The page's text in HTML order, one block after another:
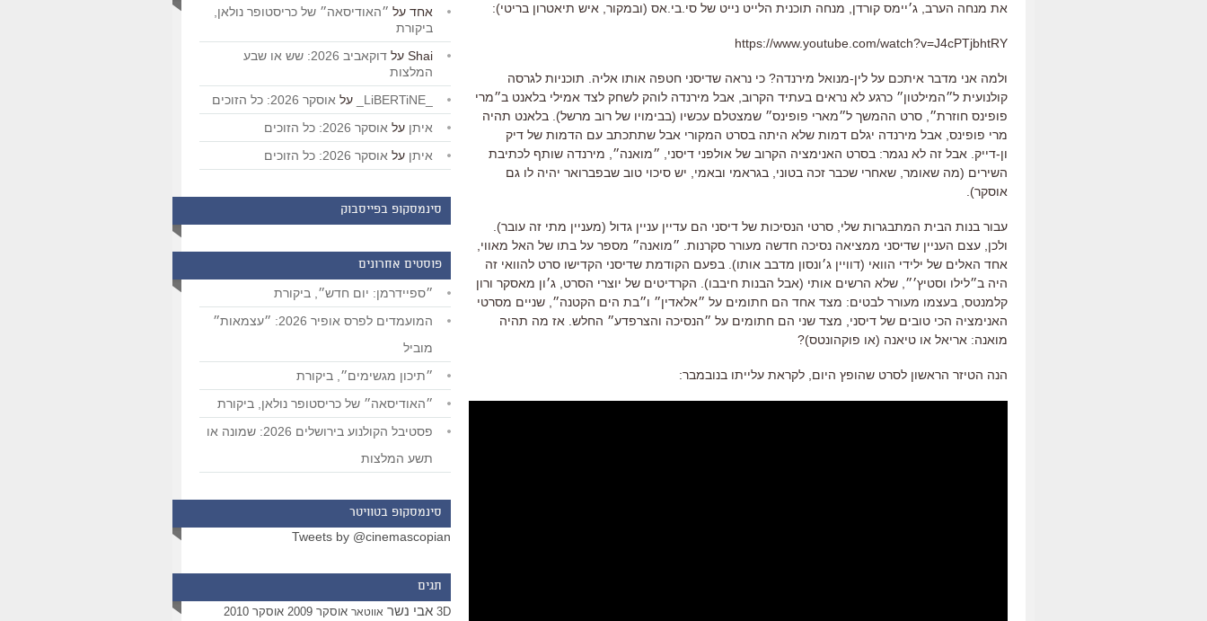
את מנחה הערב, ג׳יימס קורדן, מנחה תוכנית הלייט נייט של סי.בי.אס (ובמקור, איש תיאטרון בריטי):
https://www.youtube.com/watch?v=J4cPTjbhtRY
ולמה אני מדבר איתכם על לין-מנואל מירנדה? כי נראה שדיסני חטפה אותו אליה. תוכניות לגרסה
קולנועית ל״המילטון״ כרגע לא נראים בעתיד הקרוב, אבל מירנדה לוהק לשחק לצד אמילי בלאנט ב״מרי
פופינס חוזרת״, סרט ההמשך ל״מארי פופינס״ שמצטלם עכשיו (בבימויו של רוב מרשל). בלאנט תהיה
מרי פופינס, אבל מירנדה יגלם דמות שלא היתה בסרט המקורי אבל שתתכתב עם הדמות של דיק
ון-דייק. אבל זה לא נגמר: בסרט האנימציה הקרוב של אולפני דיסני, ״מואנה״, מירנדה שותף לכתיבת
השירים (מה שאומר, שאחרי שכבר זכה בטוני, בגראמי ובאמי, יש סיכוי טוב שבפברואר יהיה לו גם
אוסקר).
עבור בנות הבית המתבגרות שלי, סרטי הנסיכות של דיסני הם עדיין עניין גדול (מעניין מתי זה עובר).
ולכן, עצם העניין שדיסני ממציאה נסיכה חדשה מעורר סקרנות. ״מואנה״ מספר על בתו של האל מאווי,
אחד האלים של ילידי הוואי (דוויין ג׳ונסון מדבב אותו). בפעם הקודמת שדיסני הקדישו סרט להוואי זה
היה ב״לילו וסטיץ׳״, שלא הרשים אותי (אבל הבנות חיבבו). הקרדיטים של יוצרי הסרט, ג׳ון מאסקר ורון
קלמנטס, בעצמו מעורר לבטים: מצד אחד הם חתומים על ״אלאדין״ ו״בת הים הקטנה״, שניים מסרטי
האנימציה הכי טובים של דיסני, מצד שני הם חתומים על ״הנסיכה והצרפדע״ החלש. אז מה תהיה
מואנה: אריאל או טיאנה (או פוקהונטס)?
הנה הטיזר הראשון לסרט שהופץ היום, לקראת עלייתו בנובמבר:
אחד על ״האודיסאה״ של כריסטופר נולאן,
ביקורת
Shai על
דוקאביב 2026: שש או שבע
המלצות
על אוסקר 2026: כל הזוכים
איתן על אוסקר 2026: כל הזוכים
איתן על אוסקר 2026: כל הזוכים
סינמסקופ בפייסבוק
פוסטים אחרונים
״ספיידרמן: יום חדש״, ביקורת
המועמדים לפרס אופיר 2026: ״עצמאות״
מוביל
״תיכון מגשימים״, ביקורת
״האודיסאה״ של כריסטופר נולאן, ביקורת
פסטיבל הקולנוע בירושלים 2026: שמונה או
תשע המלצות
סינמסקופ בטוויטר
Tweets by @cinemascopian
תגים
3D אבי נשר אווטאר אוסקר 2009 אוסקר 2010